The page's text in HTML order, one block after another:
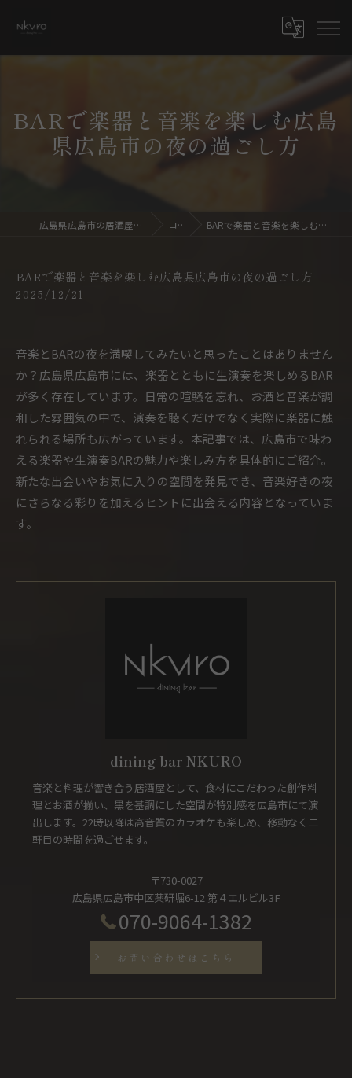
BARで楽器と音楽を楽しむ広島
県広島市の夜の過ごし方
広島県広島市の居酒屋ならdining bar NKURO コラム BARで楽器と音楽を楽しむ広島県広島市の夜の過ごし方
BARで楽器と音楽を楽しむ広島県広島市の夜の過ごし方
2025/12/21
音楽とBARの夜を満喫してみたいと思ったことはありません
か？広島県広島市には、楽器とともに生演奏を楽しめるBAR
が多く存在しています。日常の喧騒を忘れ、お酒と音楽が調
和した雰囲気の中で、演奏を聴くだけでなく実際に楽器に触
れられる場所も広がっています。本記事では、広島市で味わ
える楽器や生演奏BARの魅力や楽しみ方を具体的にご紹介。
新たな出会いやお気に入りの空間を発見でき、音楽好きの夜
にさらなる彩りを加えるヒントに出会える内容となっていま
す。
dining bar NKURO
音楽と料理が響き合う居酒屋として、食材にこだわった創作料
理とお酒が揃い、黒を基調にした空間が特別感を広島市にて演
出します。22時以降は高音質のカラオケも楽しめ、移動なく二
軒目の時間を過ごせます。
〒730-0027
広島県広島市中区薬研堀6-12 第４エルビル3F
070-9064-1382
お問い合わせはこちら